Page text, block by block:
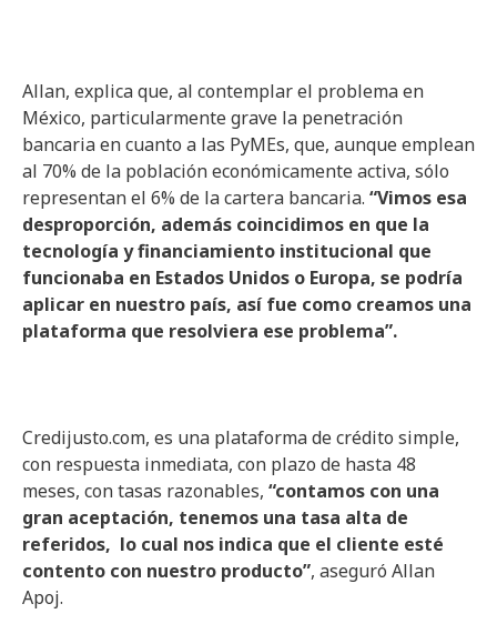
Allan, explica que, al contemplar el problema en
México, particularmente grave la penetración
bancaria en cuanto a las PyMEs, que, aunque emplean
al 70% de la población económicamente activa, sólo
representan el 6% de la cartera bancaria. “Vimos esa
desproporción, además coincidimos en que la
tecnología y financiamiento institucional que
funcionaba en Estados Unidos o Europa, se podría
aplicar en nuestro país, así fue como creamos una
plataforma que resolviera ese problema”.
Credijusto.com, es una plataforma de crédito simple,
con respuesta inmediata, con plazo de hasta 48
meses, con tasas razonables, “contamos con una
gran aceptación, tenemos una tasa alta de
referidos, lo cual nos indica que el cliente esté
contento con nuestro producto”, aseguró Allan
Apoj.